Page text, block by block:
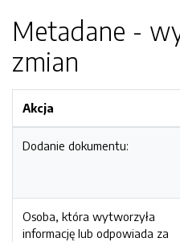
Metadane -
zmian
Akcja
Dodanie dokumentu:
Osoba, która wytworzyła
informację lub odpowiada za